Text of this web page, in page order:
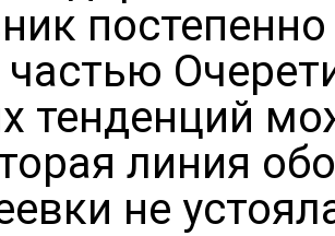
тенденций
линия
не